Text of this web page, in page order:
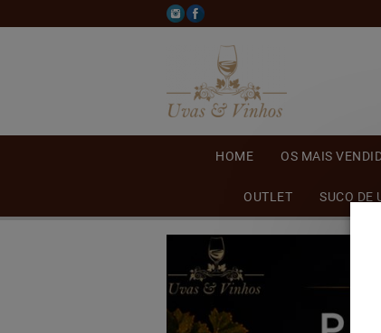
HOME OS MAIS
OUTLET SUCO DE